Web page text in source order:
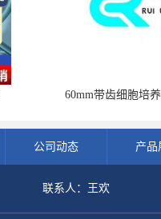
60mm带齿细胞培
公司动态 产品
联系人：王欢